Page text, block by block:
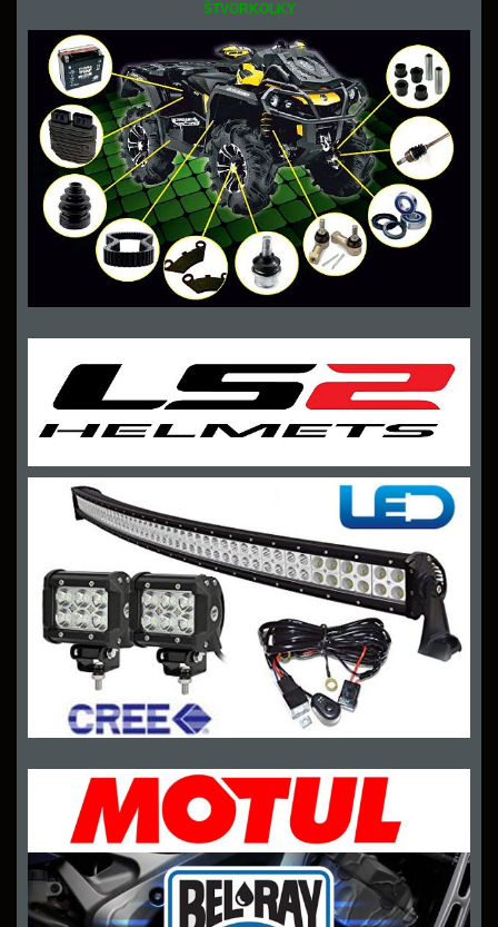
ŠTVORKOLKY